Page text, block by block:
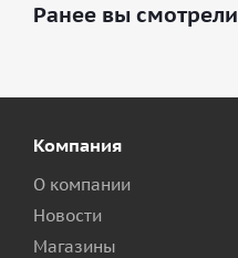
Ранее вы смотрели
Компания
О компании
Новости
Магазины